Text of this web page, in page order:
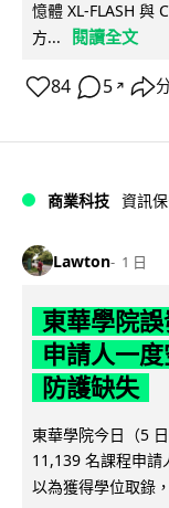
憶體 XL-FLASH 與
方...
閱讀全文
84 5 ↗
商業科技 資訊
Lawton 1 日
東華學院
申請人一
防護缺失
東華學院今日（5
11,139 名課程申請
以為獲得學位取錄